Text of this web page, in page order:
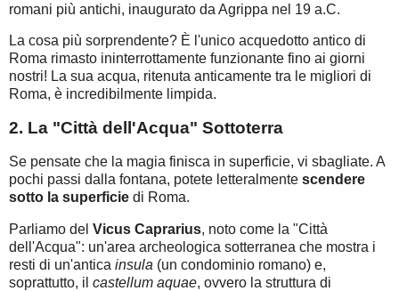
romani più antichi, inaugurato da Agrippa nel 19 a.C.
La cosa più sorprendente? È l'unico acquedotto antico di
Roma rimasto ininterrottamente funzionante fino ai giorni
nostri! La sua acqua, ritenuta anticamente tra le migliori di
Roma, è incredibilmente limpida.
2. La "Città dell'Acqua" Sottoterra
Se pensate che la magia finisca in superficie, vi sbagliate. A
pochi passi dalla fontana, potete letteralmente scendere
sotto la superficie di Roma.
Parliamo del Vicus Caprarius, noto come la "Città
dell'Acqua": un'area archeologica sotterranea che mostra i
resti di un'antica insula (un condominio romano) e,
soprattutto, il castellum aquae, ovvero la struttura di